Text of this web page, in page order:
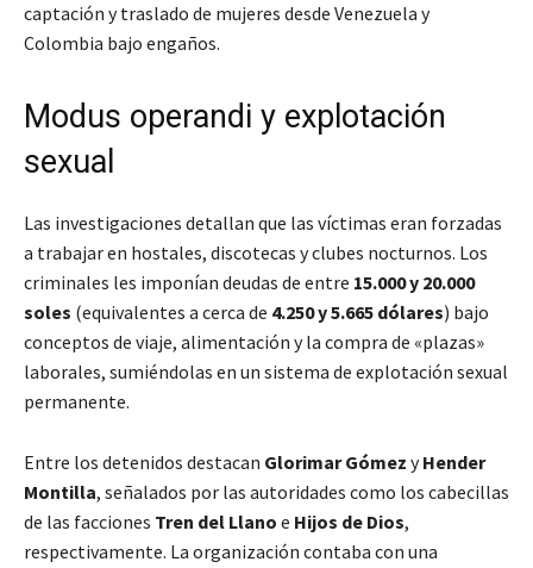
captación y traslado de mujeres desde Venezuela y
Colombia bajo engaños.
Modus operandi y explotación
sexual
Las investigaciones detallan que las víctimas eran forzadas
a trabajar en hostales, discotecas y clubes nocturnos. Los
criminales les imponían deudas de entre 15.000 y 20.000
soles (equivalentes a cerca de 4.250 y 5.665 dólares) bajo
conceptos de viaje, alimentación y la compra de «plazas»
laborales, sumiéndolas en un sistema de explotación sexual
permanente.
Entre los detenidos destacan Glorimar Gómez yHender
Montilla, señalados por las autoridades como los cabecillas
de las facciones Tren del Llano e Hijos de Dios,
respectivamente. La organización contaba con una